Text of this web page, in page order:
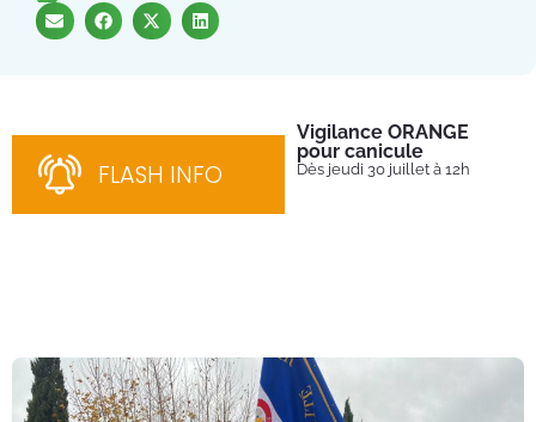
FLASH INFO
Vigilance ORANGE
pour canicule
Dès jeudi 30 juillet à 12h